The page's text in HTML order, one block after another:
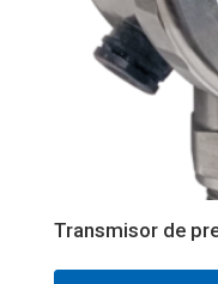
Transmisor de